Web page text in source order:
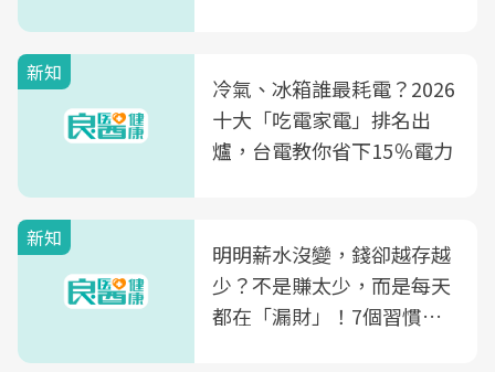
新知
冷氣、冰箱誰最耗電？2026
十大「吃電家電」排名出
爐，台電教你省下15％電力
新知
明明薪水沒變，錢卻越存越
少？不是賺太少，而是每天
都在「漏財」！7個習慣一